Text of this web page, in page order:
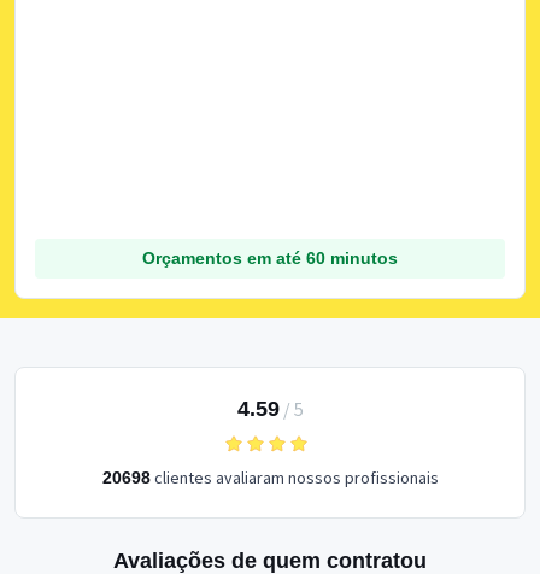
Orçamentos em até 60 minutos
4.59/ 5
20698clientes avaliaram nossos profissionais
Avaliações de quem contratou